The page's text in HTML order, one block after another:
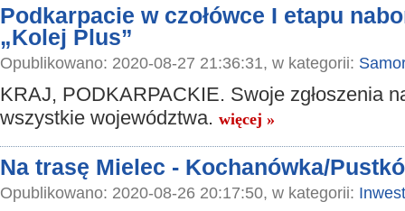
Podkarpacie w czołówce I etapu
„Kolej Plus”
Opublikowano: 2020-08-27 21:36:31, w kategorii:
KRAJ, PODKARPACKIE. Swoje zgłoszenia
wszystkie województwa. więcej »
Na trasę Mielec - Kochanówka/
Opublikowano: 2020-08-26 20:17:50, w kategorii: